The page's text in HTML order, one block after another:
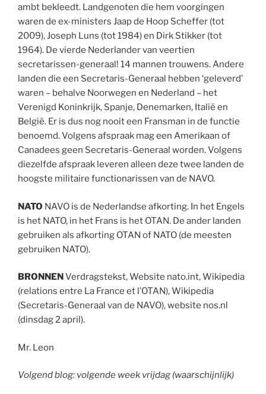
ambt bekleedt. Landgenoten die hem voorgingen
waren de ex-ministers Jaap de Hoop Scheffer (tot
2009), Joseph Luns (tot 1984) en Dirk Stikker (tot
1964). De vierde Nederlander van veertien
secretarissen-generaal! 14 mannen trouwens. Andere
landen die een Secretaris-Generaal hebben ‘geleverd’
waren – behalve Noorwegen en Nederland – het
Verenigd Koninkrijk, Spanje, Denemarken, Italië en
België. Er is dus nog nooit een Fransman in de functie
benoemd. Volgens afspraak mag een Amerikaan of
Canadees geen Secretaris-Generaal worden. Volgens
diezelfde afspraak leveren alleen deze twee landen de
hoogste militaire functionarissen van de NAVO.
NATO NAVO is de Nederlandse afkorting. In het Engels
is het NATO, in het Frans is het OTAN. De ander landen
gebruiken als afkorting OTAN of NATO (de meesten
gebruiken NATO).
BRONNENVerdragstekst, Website nato.int, Wikipedia
(relations entre La France et l’OTAN), Wikipedia
(Secretaris-Generaal van de NAVO), website nos.nl
(dinsdag 2 april).
Mr. Leon
Volgend blog: volgende week vrijdag (waarschijnlijk)